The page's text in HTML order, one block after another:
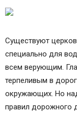
Существуют
специально для
всем верующим.
терпеливым в
окружающих. Но
правил дорожного